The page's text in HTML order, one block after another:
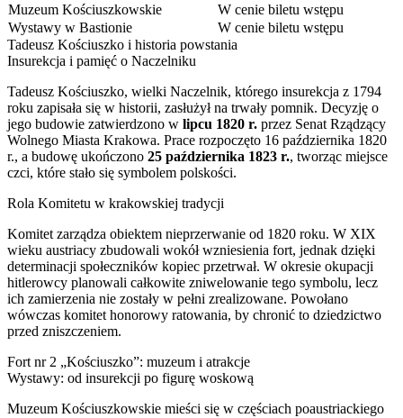
Muzeum Kościuszkowskie
W cenie biletu wstępu
Wystawy w Bastionie
W cenie biletu wstępu
Tadeusz Kościuszko i historia powstania
Insurekcja i pamięć o Naczelniku
Tadeusz Kościuszko, wielki Naczelnik, którego insurekcja z 1794
roku zapisała się w historii, zasłużył na trwały pomnik. Decyzję o
jego budowie zatwierdzono w lipcu 1820 r. przez Senat Rządzący
Wolnego Miasta Krakowa. Prace rozpoczęto 16 października 1820
r., a budowę ukończono 25 października 1823 r., tworząc miejsce
czci, które stało się symbolem polskości.
Rola Komitetu w krakowskiej tradycji
Komitet zarządza obiektem nieprzerwanie od 1820 roku. W XIX
wieku austriacy zbudowali wokół wzniesienia fort, jednak dzięki
determinacji społeczników kopiec przetrwał. W okresie okupacji
hitlerowcy planowali całkowite zniwelowanie tego symbolu, lecz
ich zamierzenia nie zostały w pełni zrealizowane. Powołano
wówczas komitet honorowy ratowania, by chronić to dziedzictwo
przed zniszczeniem.
Fort nr 2 „Kościuszko”: muzeum i atrakcje
Wystawy: od insurekcji po figurę woskową
Muzeum Kościuszkowskie mieści się w częściach poaustriackiego